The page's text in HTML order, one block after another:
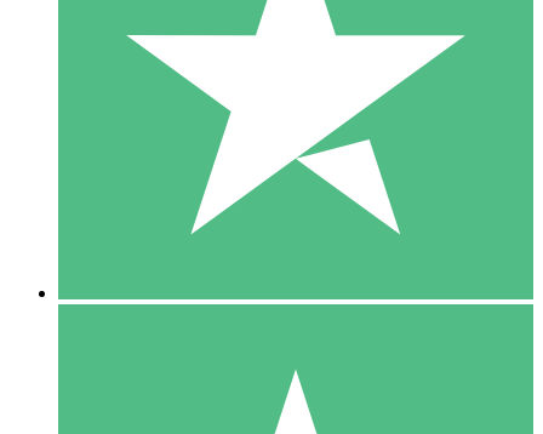
Payez à l'utilisation avec des crédits de téléchargement. Sans
1 Téléchargement
10 00
10 Téléchargements
20 00